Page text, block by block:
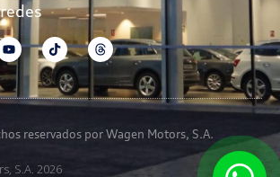
reservados por Wagen Motors, S.A.
S.A. 2026